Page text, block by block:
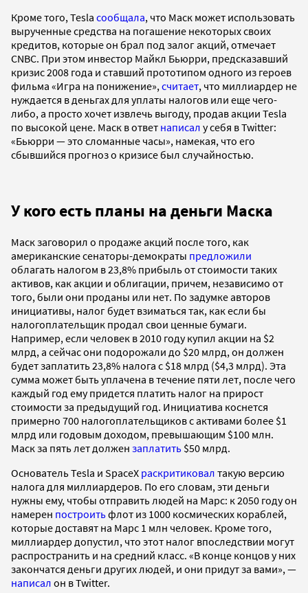
Кроме того, Tesla сообщала, что Маск может использовать
вырученные средства на погашение некоторых своих
кредитов, которые он брал под залог акций, отмечает
CNBC. При этом инвестор Майкл Бьюрри, предсказавший
кризис 2008 года и ставший прототипом одного из героев
фильма «Игра на понижение», считает, что миллиардер не
нуждается в деньгах для уплаты налогов или еще чего-
либо, а просто хочет извлечь выгоду, продав акции Tesla
по высокой цене. Маск в ответ написал у себя в Twitter:
«Бьюрри — это сломанные часы», намекая, что его
сбывшийся прогноз о кризисе был случайностью.
У кого есть планы на деньги Маска
Маск заговорил о продаже акций после того, как
американские сенаторы-демократы предложили
облагать налогом в 23,8% прибыль от стоимости таких
активов, как акции и облигации, причем, независимо от
того, были они проданы или нет. По задумке авторов
инициативы, налог будет взиматься так, как если бы
налогоплательщик продал свои ценные бумаги.
Например, если человек в 2010 году купил акции на $2
млрд, а сейчас они подорожали до $20 млрд, он должен
будет заплатить 23,8% налога с $18 млрд ($4,3 млрд). Эта
сумма может быть уплачена в течение пяти лет, после чего
каждый год ему придется платить налог на прирост
стоимости за предыдущий год. Инициатива коснется
примерно 700 налогоплательщиков с активами более $1
млрд или годовым доходом, превышающим $100 млн.
Маск за пять лет должен заплатить $50 млрд.
Основатель Tesla и SpaceX раскритиковал такую версию
налога для миллиардеров. По его словам, эти деньги
нужны ему, чтобы отправить людей на Марс: к 2050 году он
намерен построитьфлот из 1000 космических кораблей,
которые доставят на Марс 1 млн человек. Кроме того,
миллиардер допустил, что этот налог впоследствии могут
распространить и на средний класс. «В конце концов у них
закончатся деньги других людей, и они придут за вами», —
написал он в Twitter.